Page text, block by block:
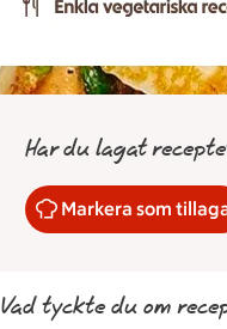
Har du lagat
Markera som
Vad tyckte du om